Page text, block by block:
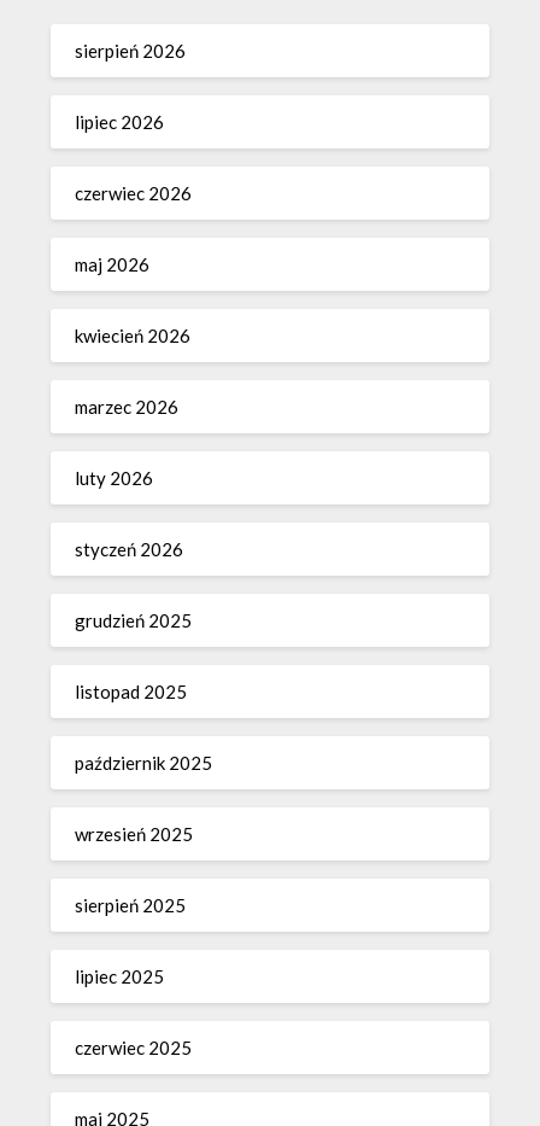
sierpień 2026
lipiec 2026
czerwiec 2026
maj 2026
kwiecień 2026
marzec 2026
luty 2026
styczeń 2026
grudzień 2025
listopad 2025
październik 2025
wrzesień 2025
sierpień 2025
lipiec 2025
czerwiec 2025
maj 2025